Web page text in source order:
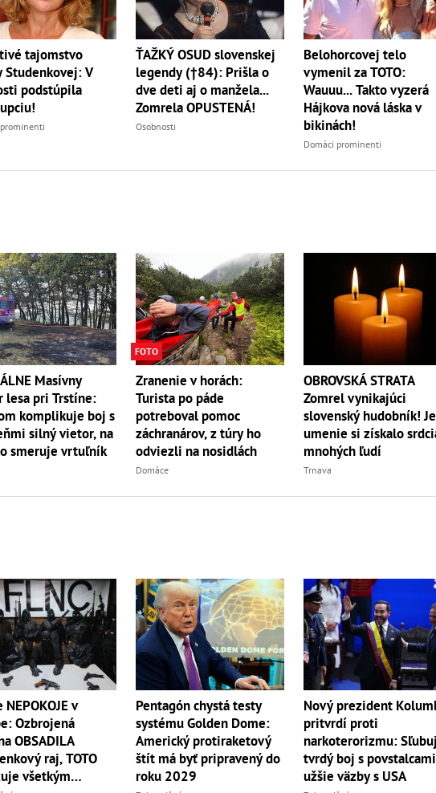
tajomstvo
Studenkovej: V
podstúpila
ŤAŽKÝ OSUD slovenskej
legendy (†84): Prišla o
dve deti aj o manžela...
Zomrela OPUSTENÁ!
Osobnosti
Belohorcovej telo
vymenil za TOTO:
Wauuu... Takto vyzerá
Hájkova nová láska v
bikinách!
Domáci prominenti
Masívny
lesa pri Trstíne:
komplikuje boj s
silný vietor, na
smeruje vrtuľník
FOTO
Zranenie v horách:
Turista po páde
potreboval pomoc
záchranárov, z túry ho
odviezli na nosidlách
Domáce
OBROVSKÁ STRATA
Zomrel vynikajúci
slovenský hudobník!
umenie si získalo
mnohých ľudí
Trnava
NEPOKOJE v
Ozbrojená
OBSADILA
raj, TOTO
všetkým
Pentagón chystá testy
systému Golden Dome:
Americký protiraketový
štít má byť pripravený do
roku 2029
Nový prezident
pritvrdí proti
narkoterorizmu:
tvrdý boj s
užšie väzby s USA